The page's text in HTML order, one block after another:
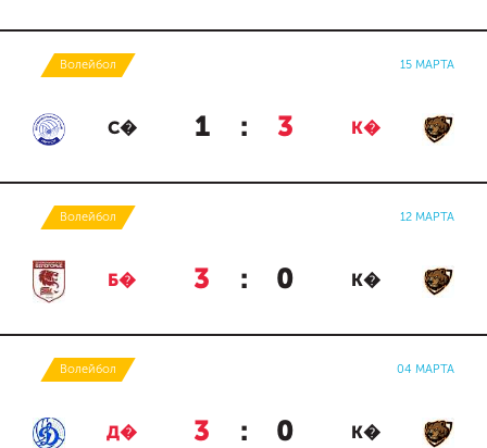
Волейбол 15 МАРТА
С� 1 : 3 К�
Волейбол 12 МАРТА
Б� 3 : 0 К�
Волейбол 04 МАРТА
Д� 3 : 0 К�